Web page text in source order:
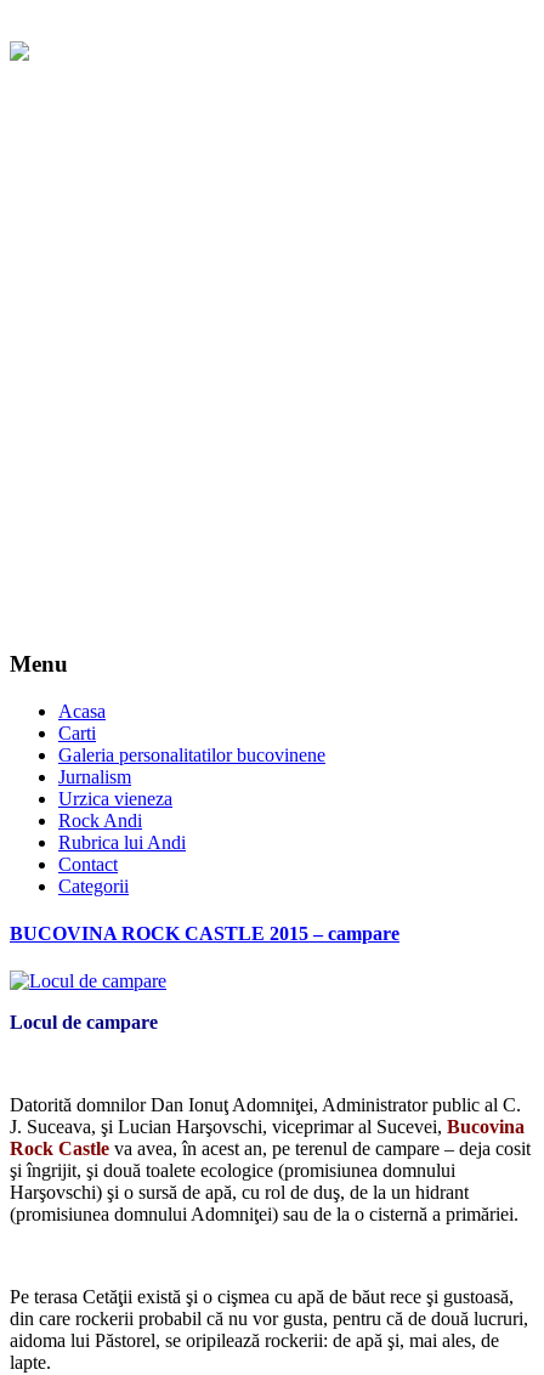
Menu
Acasa
Carti
Galeria personalitatilor bucovinene
Jurnalism
Urzica vieneza
Rock Andi
Rubrica lui Andi
Contact
Categorii
BUCOVINA ROCK CASTLE 2015 – campare
Locul de campare
Datorită domnilor Dan Ionuţ Adomniţei, Administrator public al C.
J. Suceava, şi Lucian Harşovschi, viceprimar al Sucevei, Bucovina
Rock Castle va avea, în acest an, pe terenul de campare – deja cosit
şi îngrijit, şi două toalete ecologice (promisiunea domnului
Harşovschi) şi o sursă de apă, cu rol de duş, de la un hidrant
(promisiunea domnului Adomniţei) sau de la o cisternă a primăriei.
Pe terasa Cetăţii există şi o cişmea cu apă de băut rece şi gustoasă,
din care rockerii probabil că nu vor gusta, pentru că de două lucruri,
aidoma lui Păstorel, se oripilează rockerii: de apă şi, mai ales, de
lapte.